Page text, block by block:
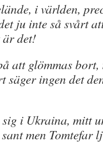
i världen,
ju inte så svårt
är det!
att glömmas
säger ingen det
i Ukraina, mitt
men Tomtefar